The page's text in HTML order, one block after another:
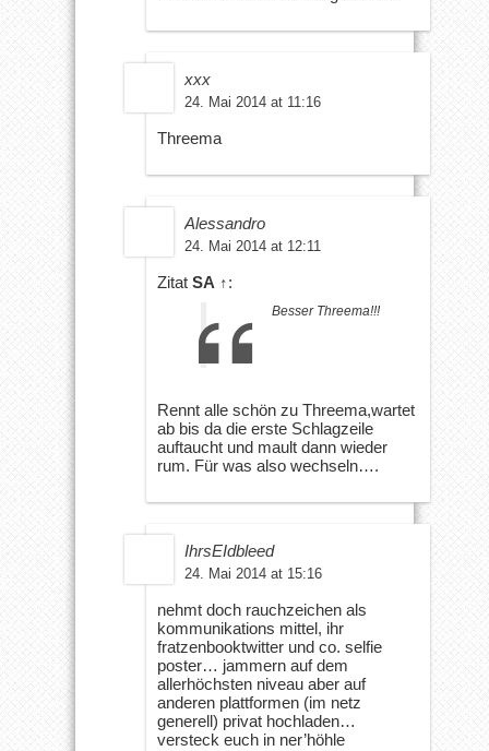
xxx
24. Mai 2014 at 11:16
Threema
Alessandro
24. Mai 2014 at 12:11
Zitat SA ↑:
Besser Threema!!!
Rennt alle schön zu Threema,wartet
ab bis da die erste Schlagzeile
auftaucht und mault dann wieder
rum. Für was also wechseln….
IhrsEIdbleed
24. Mai 2014 at 15:16
nehmt doch rauchzeichen als
kommunikations mittel, ihr
fratzenbooktwitter und co. selfie
poster… jammern auf dem
allerhöchsten niveau aber auf
anderen plattformen (im netz
generell) privat hochladen…
versteck euch in ner’höhle